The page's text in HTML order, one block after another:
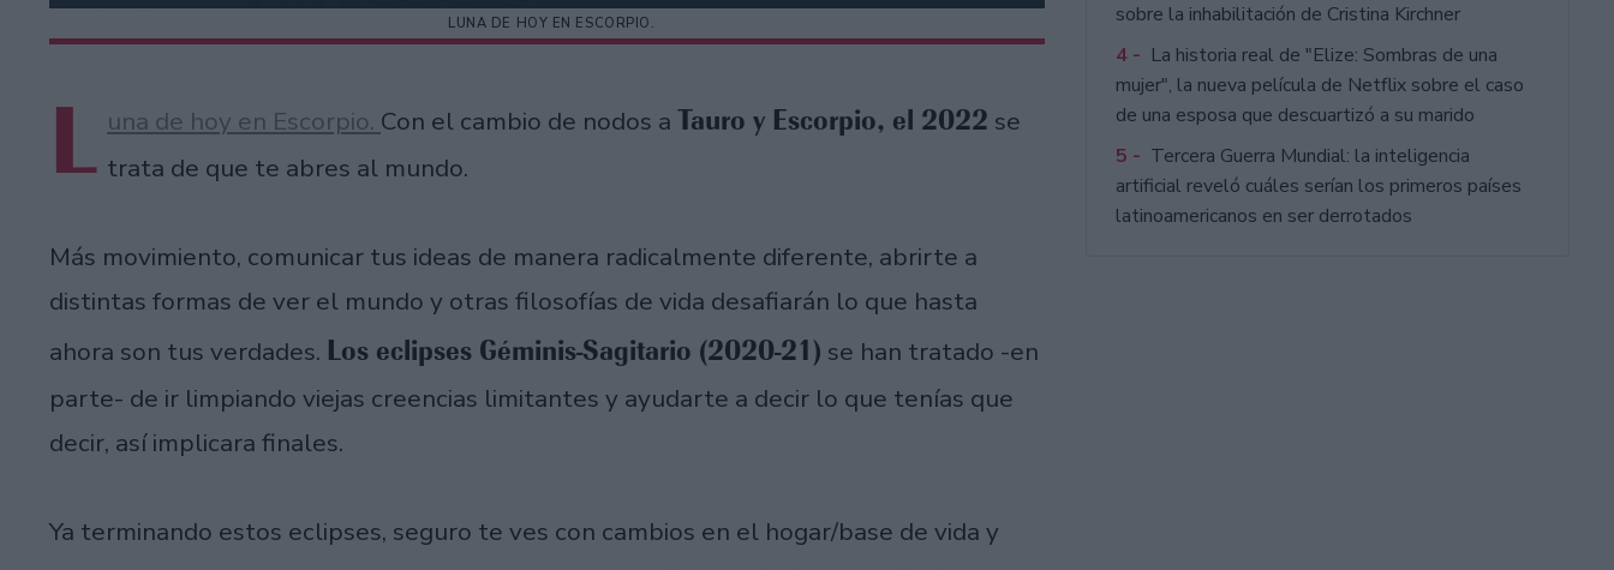
LUNA DE HOY EN ESCORPIO.
L una de hoy en Escorpio. Con el cambio de nodos a Tauro y Escorpio, el 2022 se
trata de que te abres al mundo.
Más movimiento, comunicar tus ideas de manera radicalmente diferente, abrirte a
distintas formas de ver el mundo y otras filosofías de vida desafiarán lo que hasta
ahora son tus verdades. Los eclipses Géminis-Sagitario (2020-21) se han tratado -en
parte- de ir limpiando viejas creencias limitantes y ayudarte a decir lo que tenías que
decir, así implicara finales.
Ya terminando estos eclipses, seguro te ves con cambios en el hogar/base de vida y
sobre la inhabilitación de Cristina Kirchner
4 - La historia real de "Elize: Sombras de una
mujer", la nueva película de Netflix sobre el caso
de una esposa que descuartizó a su marido
5 - Tercera Guerra Mundial: la inteligencia
artificial reveló cuáles serían los primeros países
latinoamericanos en ser derrotados